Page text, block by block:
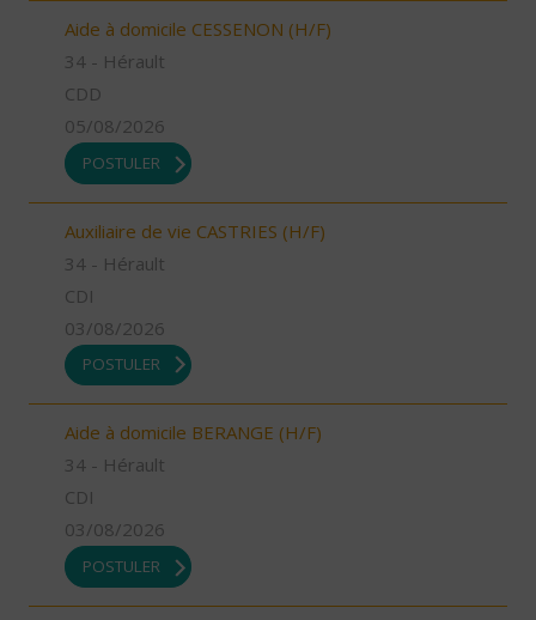
Aide à domicile CESSENON (H/F)
34 - Hérault
CDD
05/08/2026
POSTULER
Auxiliaire de vie CASTRIES (H/F)
34 - Hérault
CDI
03/08/2026
POSTULER
Aide à domicile BERANGE (H/F)
34 - Hérault
CDI
03/08/2026
POSTULER